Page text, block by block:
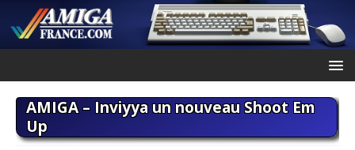
AMIGA – Inviyya un nouveau Shoot Em
Up